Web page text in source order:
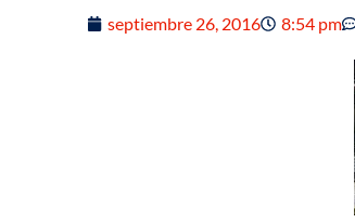
septiembre 26, 2016 8:54 pm